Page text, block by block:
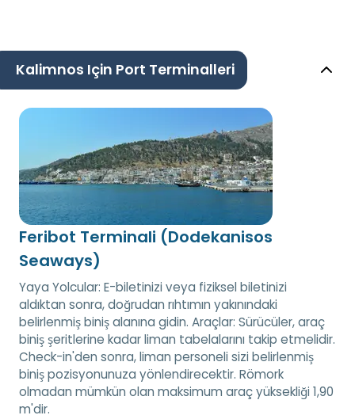
Kalimnos Için Port Terminalleri
Feribot Terminali (Dodekanisos
Seaways)
Yaya Yolcular: E-biletinizi veya fiziksel biletinizi
aldıktan sonra, doğrudan rıhtımın yakınındaki
belirlenmiş biniş alanına gidin. Araçlar: Sürücüler, araç
biniş şeritlerine kadar liman tabelalarını takip etmelidir.
Check-in'den sonra, liman personeli sizi belirlenmiş
biniş pozisyonunuza yönlendirecektir. Römork
olmadan mümkün olan maksimum araç yüksekliği 1,90
m'dir.